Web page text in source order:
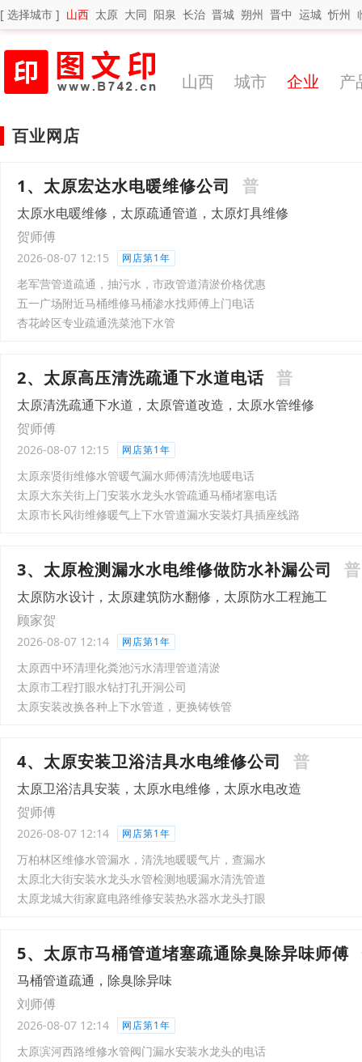
[ 选择城市 ] 山西 太原 大同 阳泉 长治 晋城 朔州 晋中 运城 忻州
山西 城市 企业 产
百业网店
1、太原宏达水电暖维修公司 普
太原水电暖维修，太原疏通管道，太原灯具维修
贺师傅
2026-08-07 12:15 网店第1年
老军营管道疏通，抽污水，市政管道清淤价格优惠
五一广场附近马桶维修马桶渗水找师傅上门电话
杏花岭区专业疏通洗菜池下水管
2、太原高压清洗疏通下水道电话 普
太原清洗疏通下水道，太原管道改造，太原水管维修
贺师傅
2026-08-07 12:15 网店第1年
太原亲贤街维修水管暖气漏水师傅清洗地暖电话
太原大东关街上门安装水龙头水管疏通马桶堵塞电话
太原市长风街维修暖气上下水管道漏水安装灯具插座线路
3、太原检测漏水水电维修做防水补漏公司 普
太原防水设计，太原建筑防水翻修，太原防水工程施工
顾家贺
2026-08-07 12:14 网店第1年
太原西中环清理化粪池污水清理管道清淤
太原市工程打眼水钻打孔开洞公司
太原安装改换各种上下水管道，更换铸铁管
4、太原安装卫浴洁具水电维修公司 普
太原卫浴洁具安装，太原水电维修，太原水电改造
贺师傅
2026-08-07 12:14 网店第1年
万柏林区维修水管漏水，清洗地暖暖气片，查漏水
太原北大街安装水龙头水管检测地暖漏水清洗管道
太原龙城大街家庭电路维修安装热水器水龙头打眼
5、太原市马桶管道堵塞疏通除臭除异味师傅
马桶管道疏通，除臭除异味
刘师傅
2026-08-07 12:14 网店第1年
太原滨河西路维修水管阀门漏水安装水龙头的电话